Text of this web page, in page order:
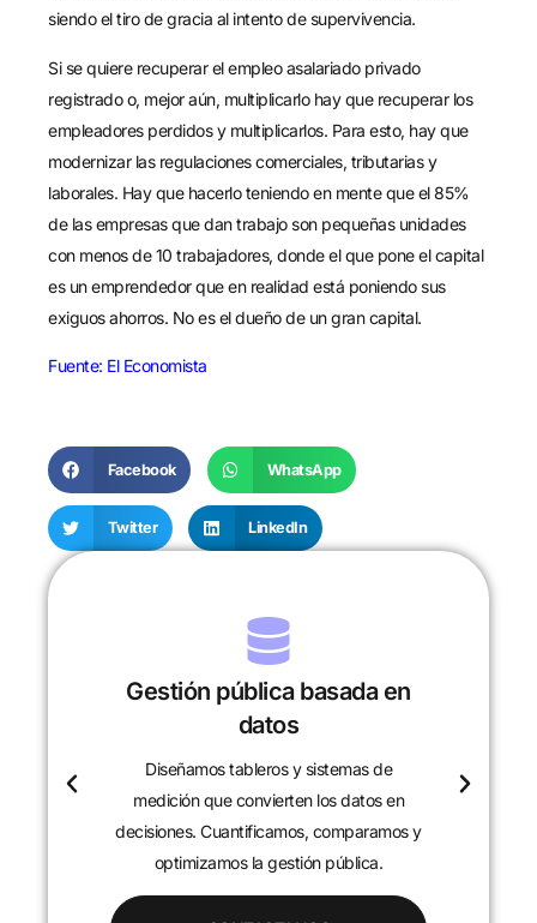
siendo el tiro de gracia al intento de supervivencia.
Si se quiere recuperar el empleo asalariado privado
registrado o, mejor aún, multiplicarlo hay que recuperar los
empleadores perdidos y multiplicarlos. Para esto, hay que
modernizar las regulaciones comerciales, tributarias y
laborales. Hay que hacerlo teniendo en mente que el 85%
de las empresas que dan trabajo son pequeñas unidades
con menos de 10 trabajadores, donde el que pone el capital
es un emprendedor que en realidad está poniendo sus
exiguos ahorros. No es el dueño de un gran capital.
Fuente: El Economista
Facebook WhatsApp
Twitter LinkedIn
Gestión pública basada en
datos
Diseñamos tableros y sistemas de
medición que convierten los datos en
decisiones. Cuantificamos, comparamos y
optimizamos la gestión pública.